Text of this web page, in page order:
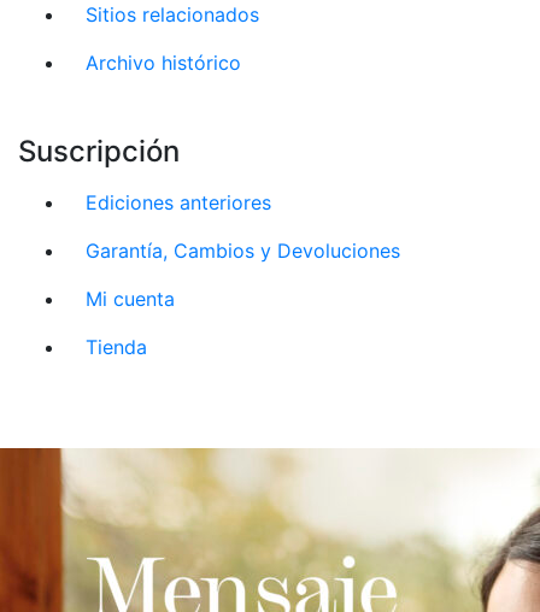
Sitios relacionados
Archivo histórico
Suscripción
Ediciones anteriores
Garantía, Cambios y Devoluciones
Mi cuenta
Tienda